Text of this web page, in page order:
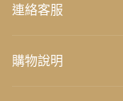
連絡客服
購物說明